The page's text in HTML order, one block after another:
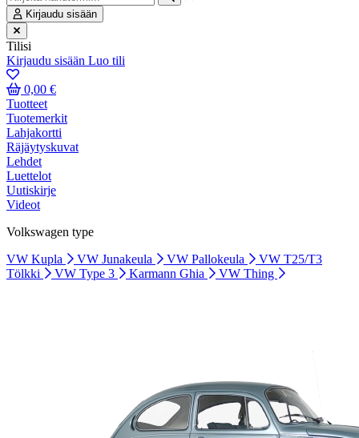
Kirjaudu sisään
Tilisi
Kirjaudu sisään Luo tili
0,00 €
Tuotteet
Tuotemerkit
Lahjakortti
Räjäytyskuvat
Lehdet
Luettelot
Uutiskirje
Videot
Volkswagen type
VW Kupla
VW Junakeula VW Pallokeula
VW T25/T3
Tölkki
VW Type 3 Karmann Ghia VW Thing